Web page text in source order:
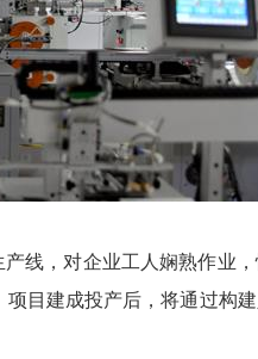
，对企业工人娴熟作业
目建成投产后，将通过构